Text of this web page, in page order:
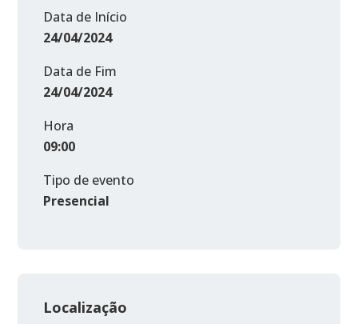
Data de Início
24/04/2024
Data de Fim
24/04/2024
Hora
09:00
Tipo de evento
Presencial
Localização